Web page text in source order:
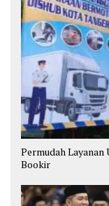
Permudah Layanan
Bookir